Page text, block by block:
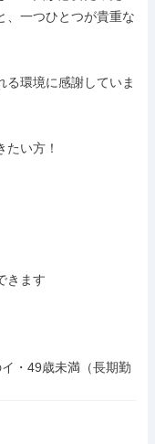
、一つひとつが貴重な
る環境に感謝していま
たい方！
きます
・49歳未満（長期勤